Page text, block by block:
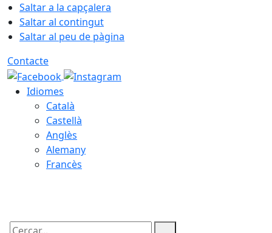
Saltar a la capçalera
Saltar al contingut
Saltar al peu de pàgina
Contacte
Idiomes
Català
Castellà
Anglès
Alemany
Francès